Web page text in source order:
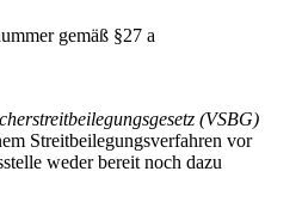
gemäß §27 a
(VSBG)
Streitbeilegungsverfahren vor
weder bereit noch dazu